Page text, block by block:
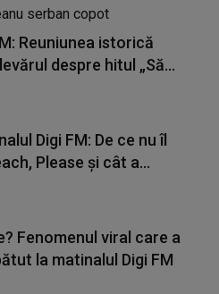
Reuniunea istorică
despre hitul „Să...
Digi FM: De ce nu îl
Please și cât a...
Fenomenul viral care a
la matinalul Digi FM